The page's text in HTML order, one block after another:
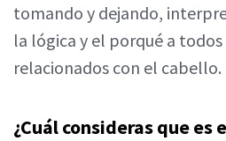
tomando y dejando,
la lógica y el porqué a
relacionados con el cabello.
¿Cuál consideras que es